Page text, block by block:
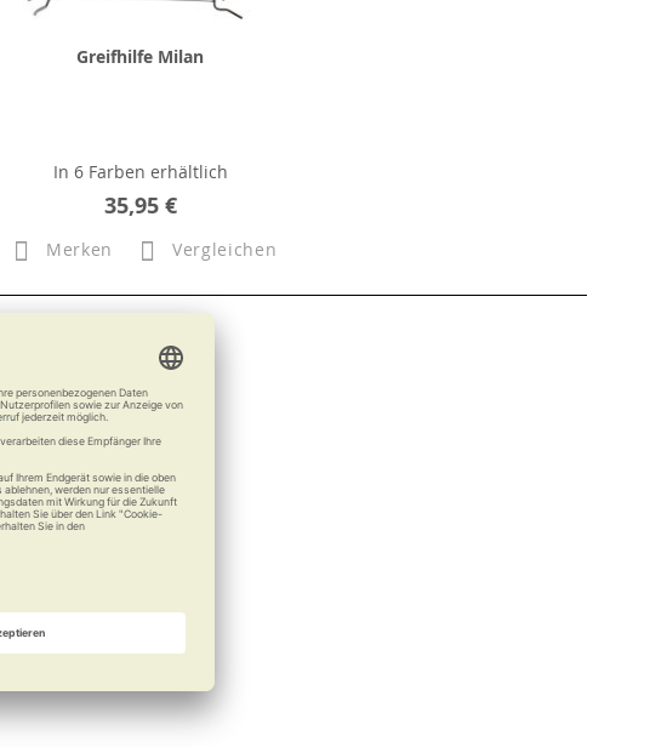
Greifhilfe Milan
In 6 Farben erhältlich
35,95 €
Merken Vergleichen